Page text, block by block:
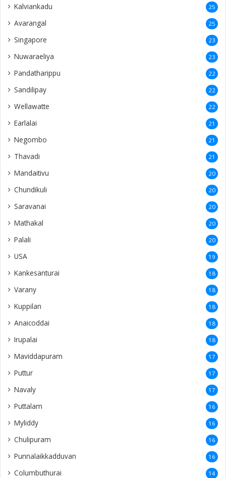
Kalviankadu 25
Avarangal 25
Singapore 23
Nuwaraeliya 23
Pandatharippu 22
Sandilipay 22
Wellawatte 22
Earlalai 21
Negombo 21
Thavadi 21
Mandaitivu 20
Chundikuli 20
Saravanai 20
Mathakal 20
Palali 20
USA 19
Kankesanturai 18
Varany 18
Kuppilan 18
Anaicoddai 18
Irupalai 18
Maviddapuram 17
Puttur 17
Navaly 17
Puttalam 16
Myliddy 16
Chulipuram 16
Punnalaikkadduvan 16
Columbuthurai 14